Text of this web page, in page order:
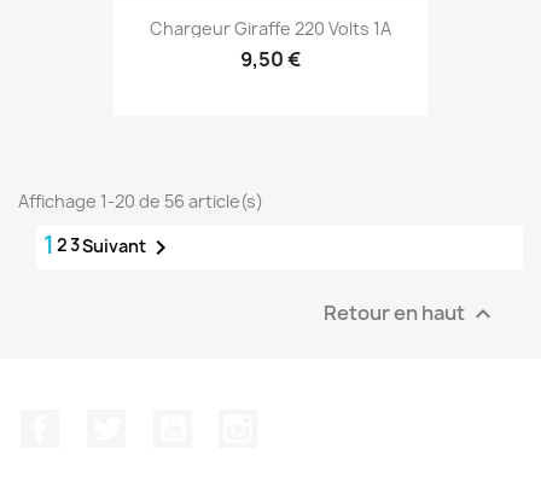
Chargeur Giraffe 220 Volts 1A
9,50 €
Affichage 1-20 de 56 article(s)
1 23Suivant 
Retour en haut 